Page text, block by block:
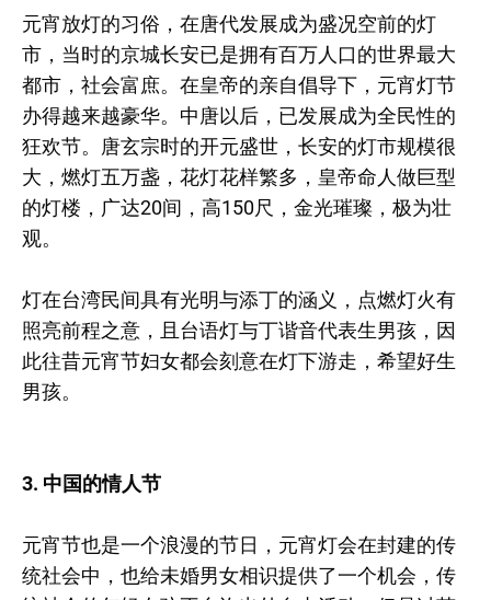
元宵放灯的习俗，在唐代发展成为盛况空前的灯
市，当时的京城长安已是拥有百万人口的世界最大
都市，社会富庶。在皇帝的亲自倡导下，元宵灯节
办得越来越豪华。中唐以后，已发展成为全民性的
狂欢节。唐玄宗时的开元盛世，长安的灯市规模很
大，燃灯五万盏，花灯花样繁多，皇帝命人做巨型
的灯楼，广达20间，高150尺，金光璀璨，极为壮
观。
灯在台湾民间具有光明与添丁的涵义，点燃灯火有
照亮前程之意，且台语灯与丁谐音代表生男孩，因
此往昔元宵节妇女都会刻意在灯下游走，希望好生
男孩。
3. 中国的情人节
元宵节也是一个浪漫的节日，元宵灯会在封建的传
统社会中，也给未婚男女相识提供了一个机会，传